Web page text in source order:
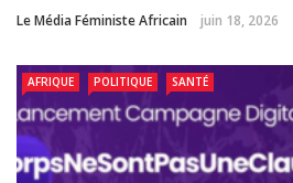
Le Média Féministe Africain juin 18, 2026
AFRIQUE POLITIQUE SANTÉ